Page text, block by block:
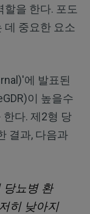
을 한다. 포도
데 중요한 요소
에 발표된
이 높을수
한다. 제2형 당
결과, 다음과
당뇨병 환
히 낮아지